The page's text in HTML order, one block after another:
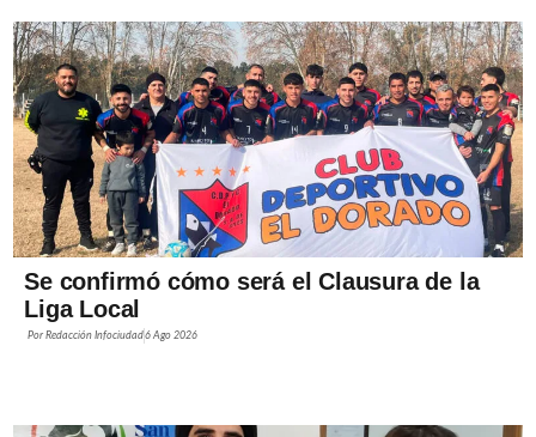
Se confirmó cómo será el Clausura de la
Liga Local
PorRedacción Infociudad6 Ago 2026